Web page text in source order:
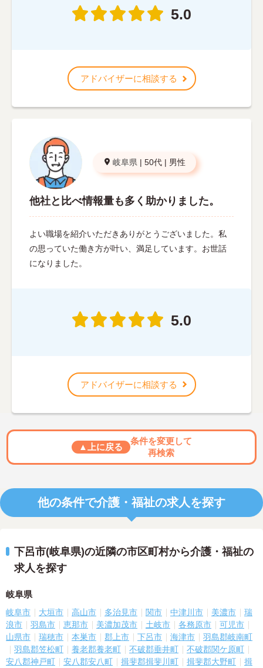
5.0
アドバイザーに相談する
岐阜県 | 50代 | 男性
他社と比べ情報量も多く助かりました。
よい職場を紹介いただきありがとうございました。私
の思っていた働き方が叶い、満足しています。お世話
になりました。
5.0
アドバイザーに相談する
▲上に戻る
条件を変更して
再検索
他の条件で介護・福祉の求人を探す
下呂市(岐阜県)の近隣の市区町村から介護・福祉の
求人を探す
岐阜県
岐阜市 大垣市 高山市 多治見市 関市 中津川市 美濃市
瑞
浪市
羽島市 恵那市 美濃加茂市 土岐市 各務原市
可児市
山県市
瑞穂市 本巣市 郡上市 下呂市 海津市
羽島郡岐南町
羽島郡笠松町
養老郡養老町 不破郡垂井町
不破郡関ケ原町
安八郡神戸町
安八郡安八町 揖斐郡揖斐川町 揖斐郡大野町
揖